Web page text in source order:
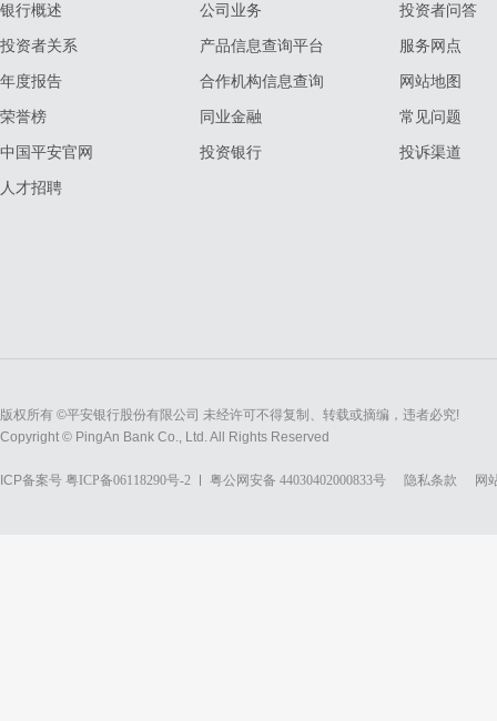
银行概述
投资者关系
年度报告
荣誉榜
中国平安官网
人才招聘
公司业务
产品信息查询平台
合作机构信息查询
同业金融
投资银行
投资者问答
服务网点
网站地图
常见问题
投诉渠道
版权所有 ©平安银行股份有限公司 未经许可不得复制、转载或摘编，违者必究!
Copyright © PingAn Bank Co., Ltd. All Rights Reserved
ICP备案号 粤ICP备06118290号-2 粤公网安备 44030402000833号 隐私条款 网